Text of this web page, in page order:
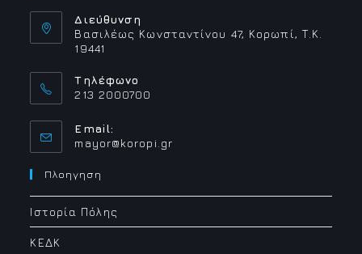
Διεύθυνση
Βασιλέως Κωνσταντίνου 47, Κορωπί, Τ.Κ.
19441
Τηλέφωνο
213 2000700
Email:
mayor@koropi.grOpens
Πλοηγηση
Ιστορία Πόλης
ΚΕΔΚ